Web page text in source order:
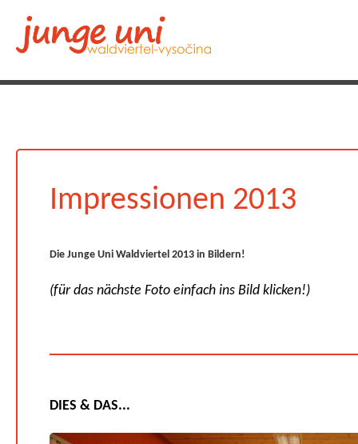
Impressionen 2013
Die Junge Uni Waldviertel 2013 in Bildern!
(für das nächste Foto einfach ins Bild klicken!)
DIES & DAS...